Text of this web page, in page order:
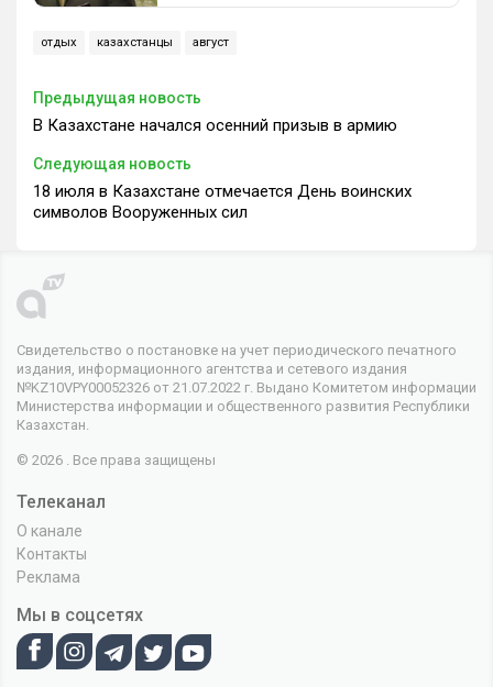
отдых казахстанцы август
Предыдущая новость
В Казахстане начался осенний призыв в армию
Следующая новость
18 июля в Казахстане отмечается День воинских
символов Вооруженных сил
Свидетельство о постановке на учет периодического печатного
издания, информационного агентства и сетевого издания
№KZ10VPY00052326 от 21.07.2022 г. Выдано Комитетом информации
Министерства информации и общественного развития Республики
Казахстан.
© 2026 . Все права защищены
Телеканал
О канале
Контакты
Реклама
Мы в соцсетях